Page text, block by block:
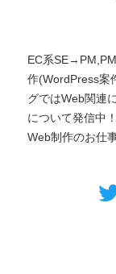
EC系
作(WordPress案
グではWeb関連
について発信中
Web制作のお仕